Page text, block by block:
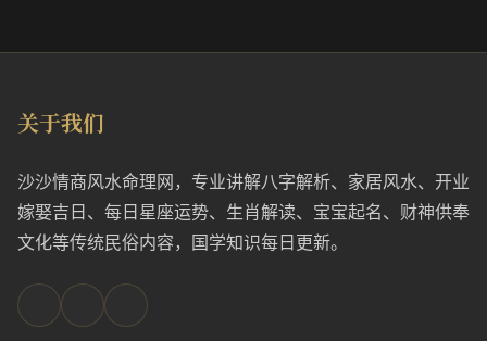
关于我们
沙沙情商风水命理网，专业讲解八字解析、家居风水、开业
嫁娶吉日、每日星座运势、生肖解读、宝宝起名、财神供奉
文化等传统民俗内容，国学知识每日更新。